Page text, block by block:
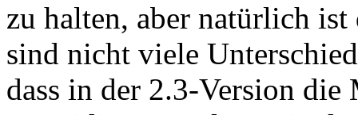
zu halten, aber natürlich
sind nicht viele
dass in der 2.3-Version